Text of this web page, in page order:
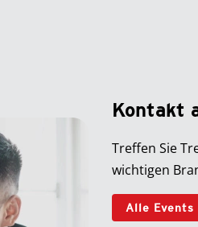
Kontakt
Treffen Sie
wichtigen
Alle Events